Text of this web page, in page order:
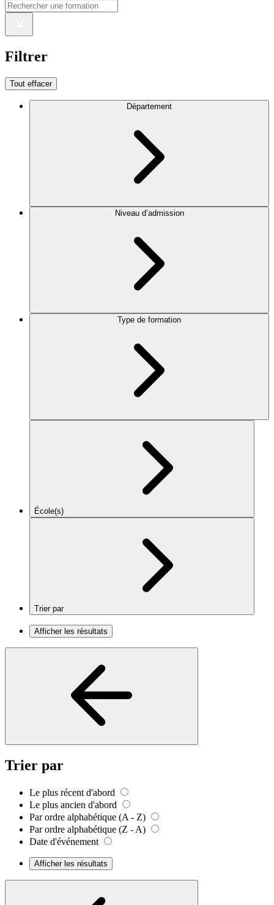
Filtrer
Tout effacer
Département
Niveau d’admission
Type de formation
École(s)
Trier par
Afficher les résultats
Trier par
Le plus récent d'abord
Le plus ancien d'abord
Par ordre alphabétique (A - Z)
Par ordre alphabétique (Z - A)
Date d'événement
Afficher les résultats